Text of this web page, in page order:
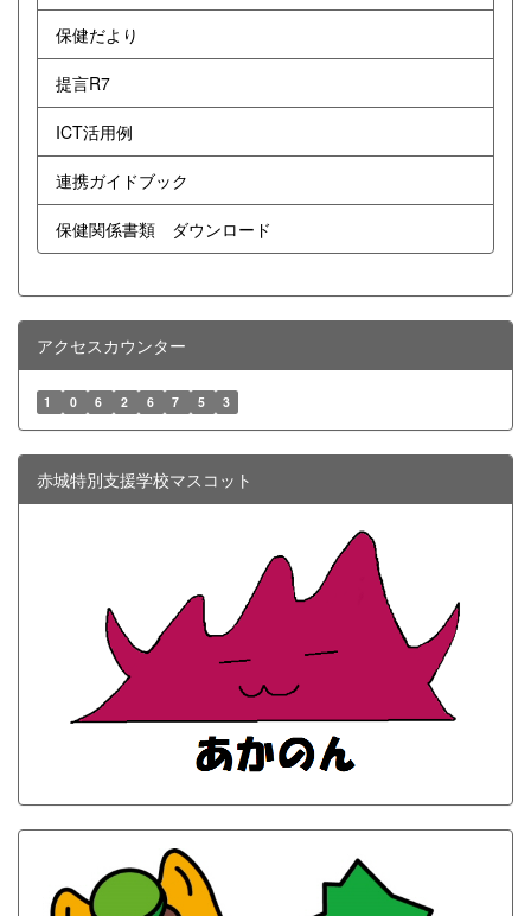
保健だより
提言R7
ICT活用例
連携ガイドブック
保健関係書類 ダウンロード
アクセスカウンター
1 0 6 2 6 7 5 3
赤城特別支援学校マスコット